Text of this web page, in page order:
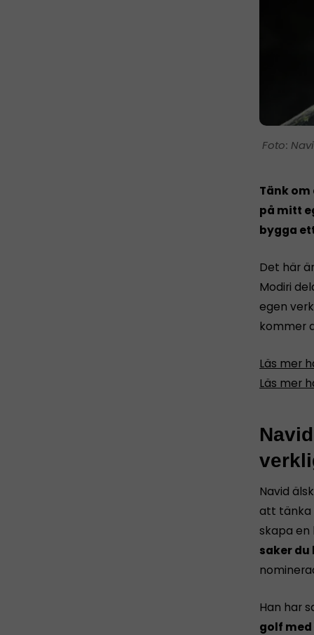
Tänk
på mitt
bygga
Det här
Modiri
egen
kommer
Läs mer
Läs mer
Navid
att tänka
skapa en
saker du
Han har
golf